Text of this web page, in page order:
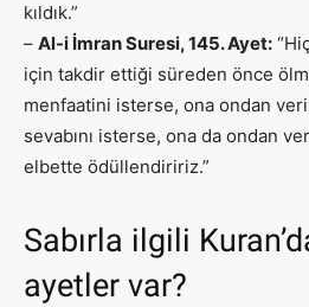
kıldık.”
– Al-i İmran Suresi, 145. Ayet:
için takdir ettiği süreden önce
menfaatini isterse, ona ondan
sevabını isterse, ona da ondan
elbette ödüllendiririz.”
Sabırla ilgili
ayetler var?